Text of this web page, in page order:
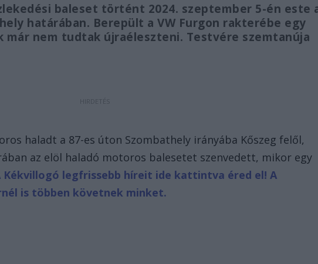
baleset történt 2024. szeptember 5-én este
határában. Berepült a VW Furgon rakterébe egy
már nem tudtak újraéleszteni. Testvére szemtanúja
haladt a 87-es úton Szombathely irányába Kőszeg felől,
az elöl haladó motoros balesetet szenvedett, mikor egy
Kékvillogó legfrissebb híreit ide kattintva éred el! A
is többen követnek minket.